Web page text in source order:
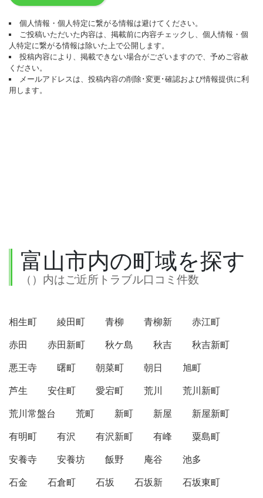
個人情報・個人特定に繋がる情報は避けてください。
ご投稿いただいた内容は、掲載前に内容チェックし、個人情報・個
人特定に繋がる情報は除いた上で公開します。
投稿内容により、掲載できない場合がございますので、予めご容赦
ください。
メールアドレスは、投稿内容の削除･変更･確認および情報提供に利
用します。
富山市内の町域を探す
（）内はご近所トラブル口コミ件数
相生町 綾田町 青柳 青柳新
赤江町
赤田
赤田新町 秋ケ島 秋吉
秋吉新町
悪王寺
曙町 朝菜町 朝日
旭町
芦生
安住町 愛宕町 荒川
荒川新町
荒川常盤台
荒町 新町 新屋
新屋新町
有明町
有沢 有沢新町 有峰
粟島町
安養寺
安養坊 飯野 庵谷
池多
石金
石倉町 石坂 石坂新
石坂東町